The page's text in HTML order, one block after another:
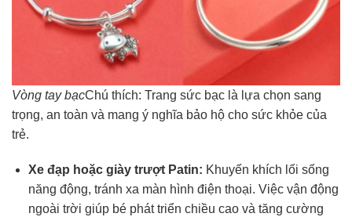
Vòng tay bạcChú thích: Trang sức bạc là lựa chọn sang
trọng, an toàn và mang ý nghĩa bảo hộ cho sức khỏe của
trẻ.
Xe đạp hoặc giày trượt Patin: Khuyến khích lối sống
năng động, tránh xa màn hình điện thoại. Việc vận động
ngoài trời giúp bé phát triển chiều cao và tăng cường